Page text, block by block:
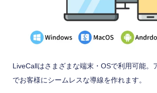
LiveCallはさまざまな端末・OSで利用可能。
でお客様にシームレスな導線を作れます。